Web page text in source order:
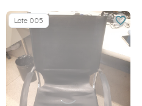
Lote 005